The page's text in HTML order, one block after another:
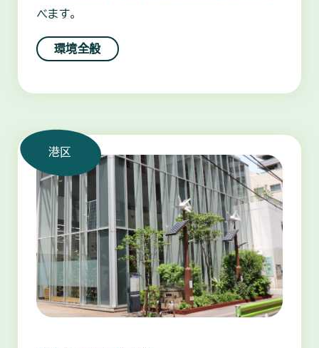
べます。
環境全般
港区